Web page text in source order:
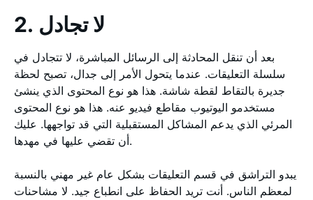
2. لا تجادل
بعد أن تنقل المحادثة إلى الرسائل المباشرة، لا تتجادل في
سلسلة التعليقات. عندما يتحول الأمر إلى جدال، تصبح لحظة
جديرة بالتقاط لقطة شاشة. هذا هو نوع المحتوى الذي ينشئ
مستخدمو اليوتيوب مقاطع فيديو عنه. هذا هو نوع المحتوى
المرئي الذي يدعم المشاكل المستقبلية التي قد تواجهها. عليك
أن تقضي عليها في مهدها.
يبدو التراشق في قسم التعليقات بشكل عام غير مهني بالنسبة
لمعظم الناس. أنت تريد الحفاظ على انطباع جيد. لا مشاحنات